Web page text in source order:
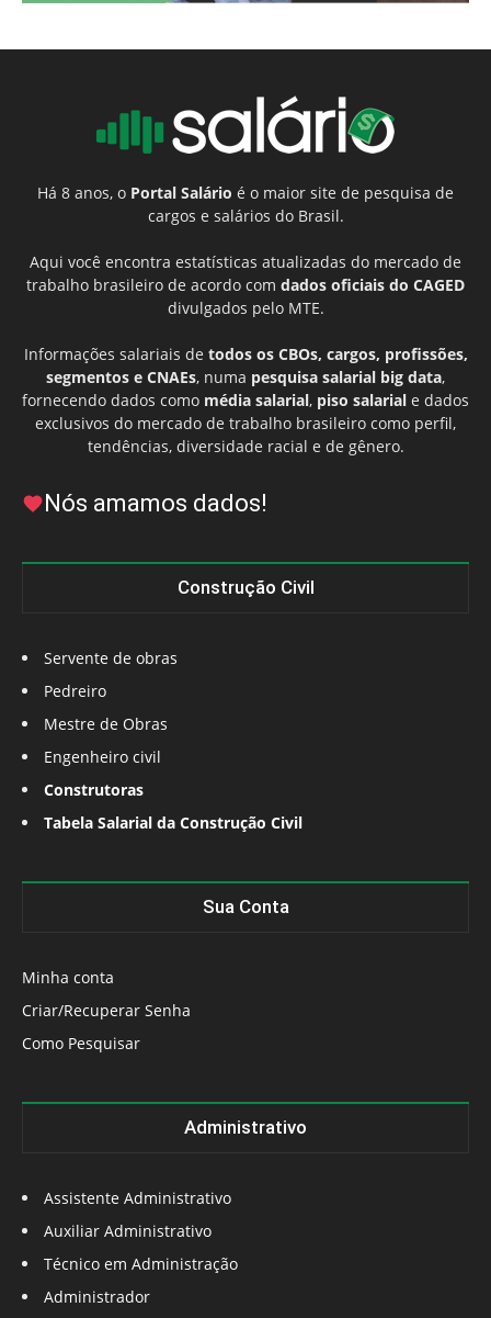
Há 8 anos, o Portal Salário é o maior site de pesquisa de
cargos e salários do Brasil.
Aqui você encontra estatísticas atualizadas do mercado de
trabalho brasileiro de acordo com dados oficiais do CAGED
divulgados pelo MTE.
Informações salariais de todos os CBOs, cargos, profissões,
segmentos e CNAEs, numa pesquisa salarial big data,
fornecendo dados como média salarial, piso salarial e dados
exclusivos do mercado de trabalho brasileiro como perfil,
tendências, diversidade racial e de gênero.
Nós amamos dados!
Construção Civil
Servente de obras
Pedreiro
Mestre de Obras
Engenheiro civil
Construtoras
Tabela Salarial da Construção Civil
Sua Conta
Minha conta
Criar/Recuperar Senha
Como Pesquisar
Administrativo
Assistente Administrativo
Auxiliar Administrativo
Técnico em Administração
Administrador